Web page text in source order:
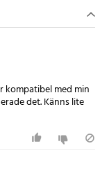
kompatibel med min
det. Känns lite